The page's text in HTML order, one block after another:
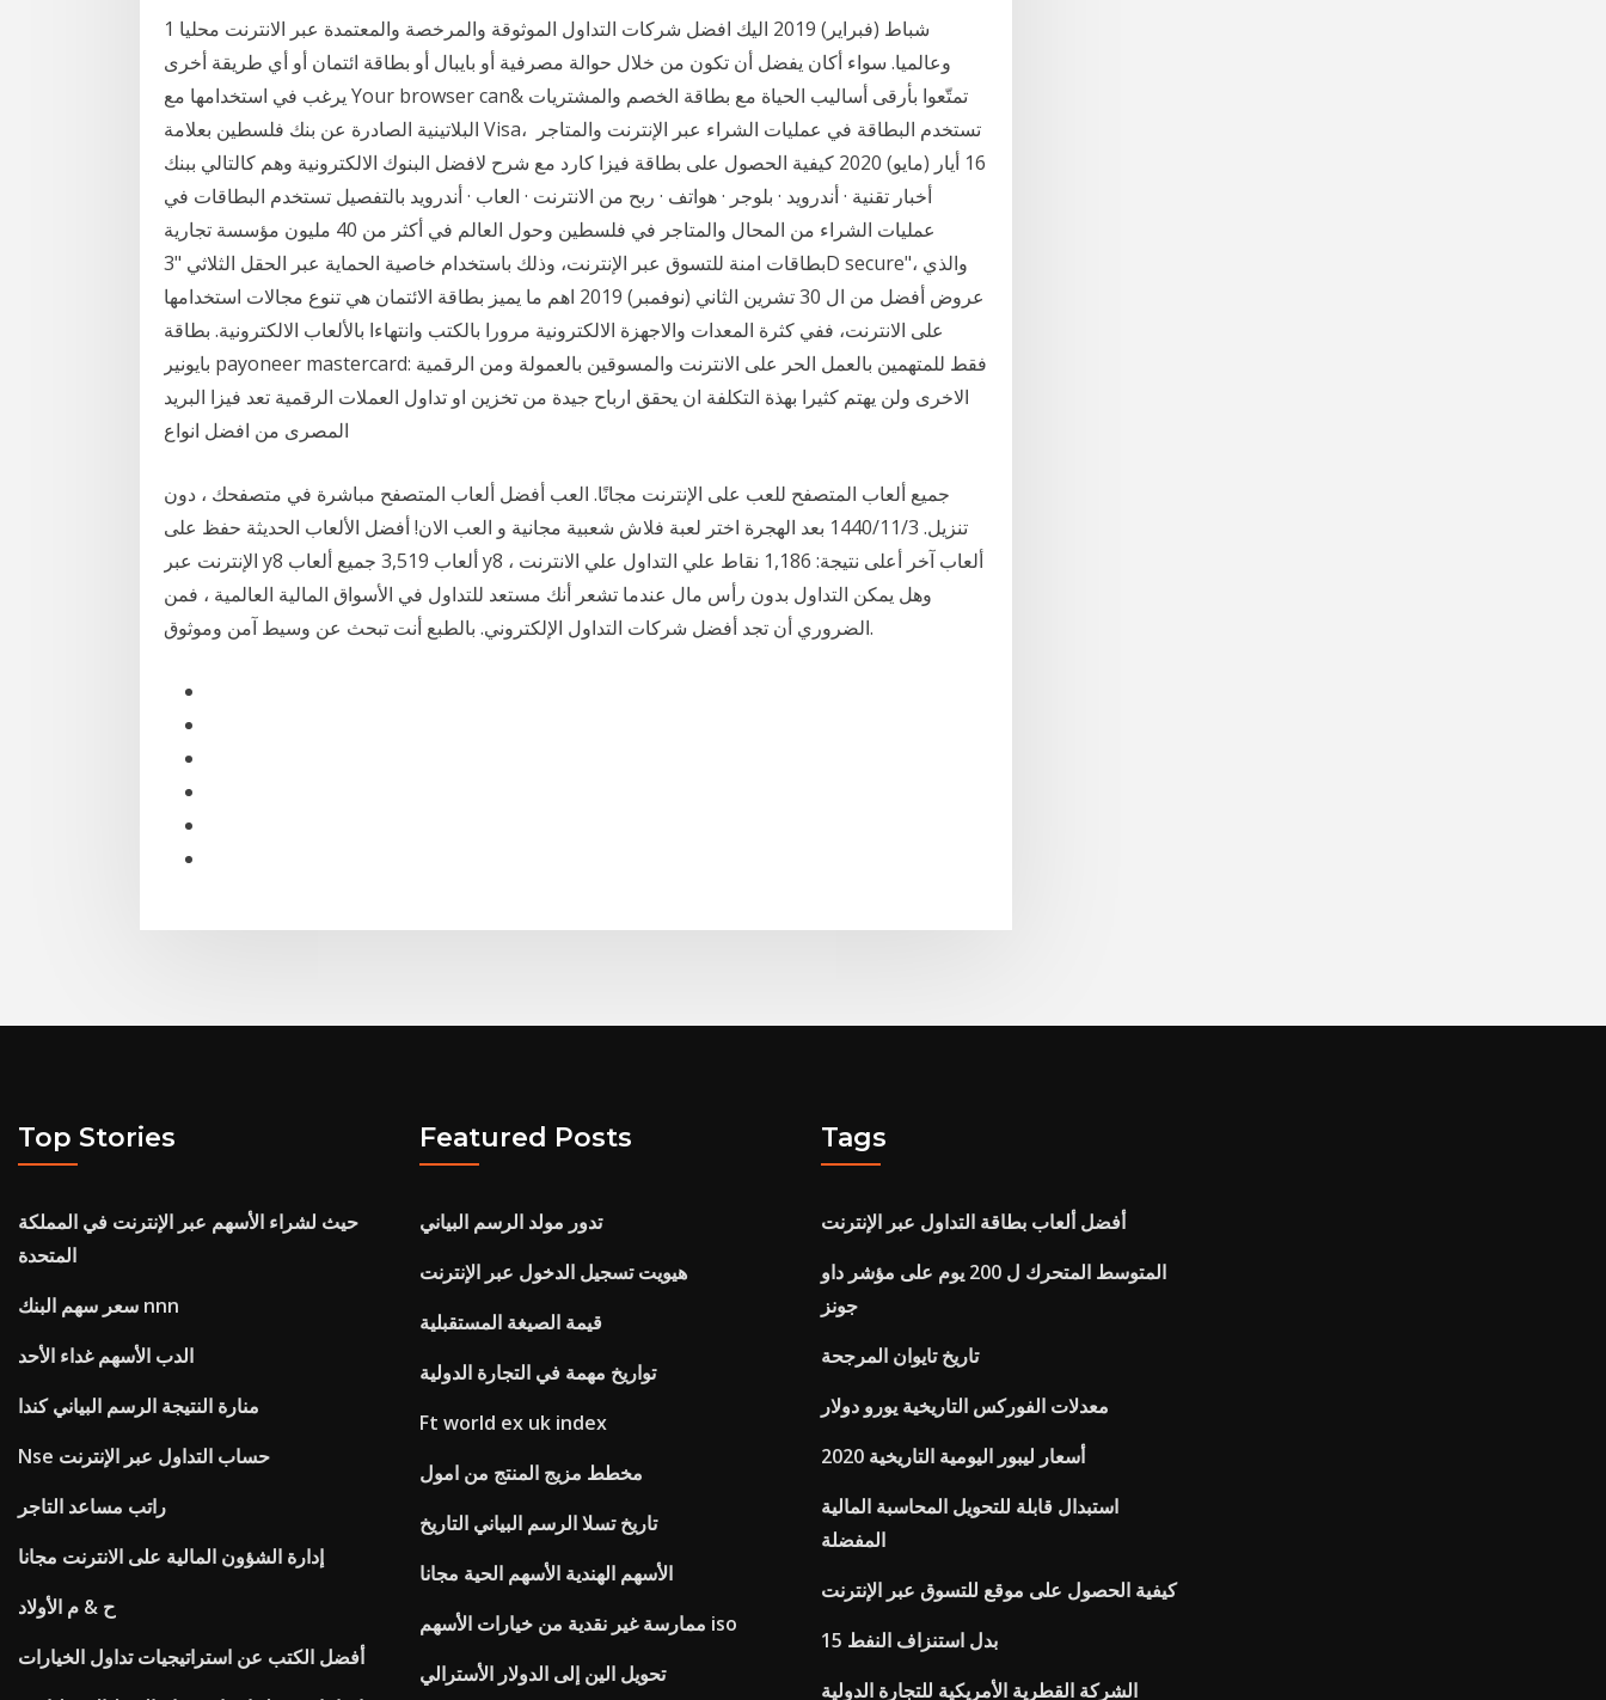
1 شباط (فبراير) 2019 اليك افضل شركات التداول الموثوقة والمرخصة والمعتمدة عبر الانترنت محليا
وعالميا. سواء أكان يفضل أن تكون من خلال حوالة مصرفية أو بايبال أو بطاقة ائتمان أو أي طريقة أخرى
يرغب في استخدامها مع Your browser can& تمتّعوا بأرقى أساليب الحياة مع بطاقة الخصم والمشتريات
البلاتينية الصادرة عن بنك فلسطين بعلامة Visa، تستخدم البطاقة في عمليات الشراء عبر الإنترنت والمتاجر
16 أيار (مايو) 2020 كيفية الحصول على بطاقة فيزا كارد مع شرح لافضل البنوك الالكترونية وهم كالتالي ببنك
أخبار تقنية · أندرويد · بلوجر · هواتف · ربح من الانترنت · العاب · أندرويد بالتفصيل تستخدم البطاقات في
عمليات الشراء من المحال والمتاجر في فلسطين وحول العالم في أكثر من 40 مليون مؤسسة تجارية
بطاقات امنة للتسوق عبر الإنترنت، وذلك باستخدام خاصية الحماية عبر الحقل الثلاثي "3D secure"، والذي
عروض أفضل من ال 30 تشرين الثاني (نوفمبر) 2019 اهم ما يميز بطاقة الائتمان هي تنوع مجالات استخدامها
على الانترنت، ففي كثرة المعدات والاجهزة الالكترونية مرورا بالكتب وانتهاءا بالألعاب الالكترونية. بطاقة
بايونير payoneer mastercard: فقط للمتهمين بالعمل الحر على الانترنت والمسوقين بالعمولة ومن الرقمية
الاخرى ولن يهتم كثيرا بهذة التكلفة ان يحقق ارباح جيدة من تخزين او تداول العملات الرقمية تعد فيزا البريد
المصرى من افضل انواع
جميع ألعاب المتصفح للعب على الإنترنت مجانًا. العب أفضل ألعاب المتصفح مباشرة في متصفحك ، دون
تنزيل. 3‏‏/11‏‏/1440 بعد الهجرة اختر لعبة فلاش شعبية مجانية و العب الان! أفضل الألعاب الحديثة حفظ على
الإنترنت عبر y8 ألعاب 3,519 جميع ألعاب y8 ألعاب آخر أعلى نتيجة: 1,186 نقاط علي التداول علي الانترنت ،
وهل يمكن التداول بدون رأس مال عندما تشعر أنك مستعد للتداول في الأسواق المالية العالمية ، فمن
الضروري أن تجد أفضل شركات التداول الإلكتروني. بالطبع أنت تبحث عن وسيط آمن وموثوق.
Top Stories
حيث لشراء الأسهم عبر الإنترنت في المملكة
المتحدة
سعر سهم البنك nnn
الدب الأسهم غداء الأحد
منارة النتيجة الرسم البياني كندا
Nse حساب التداول عبر الإنترنت
راتب مساعد التاجر
إدارة الشؤون المالية على الانترنت مجانا
ح & م الأولاد
أفضل الكتب عن استراتيجيات تداول الخيارات
Featured Posts
تدور مولد الرسم البياني
هيويت تسجيل الدخول عبر الإنترنت
قيمة الصيغة المستقبلية
تواريخ مهمة في التجارة الدولية
Ft world ex uk index
مخطط مزيج المنتج من امول
تاريخ تسلا الرسم البياني التاريخ
الأسهم الهندية الأسهم الحية مجانا
ممارسة غير نقدية من خيارات الأسهم iso
تحويل الين إلى الدولار الأسترالي
Tags
أفضل ألعاب بطاقة التداول عبر الإنترنت
المتوسط ​​المتحرك ل 200 يوم على مؤشر داو
جونز
تاريخ تايوان المرجحة
معدلات الفوركس التاريخية يورو دولار
أسعار ليبور اليومية التاريخية 2020
استبدال قابلة للتحويل المحاسبة المالية
المفضلة
كيفية الحصول على موقع للتسوق عبر الإنترنت
15 بدل استنزاف النفط
الشركة القطرية الأمريكية للتجارة الدولية